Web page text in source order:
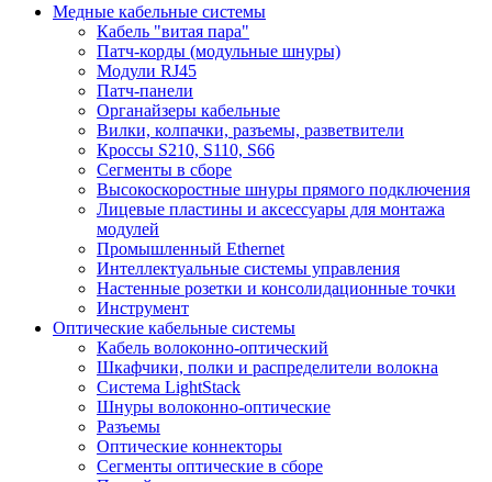
Медные кабельные системы
Кабель "витая пара"
Патч-корды (модульные шнуры)
Модули RJ45
Патч-панели
Органайзеры кабельные
Вилки, колпачки, разъемы, разветвители
Кроссы S210, S110, S66
Сегменты в сборе
Высокоскоростные шнуры прямого подключения
Лицевые пластины и аксессуары для монтажа
модулей
Промышленный Ethernet
Интеллектуальные системы управления
Настенные розетки и консолидационные точки
Инструмент
Оптические кабельные системы
Кабель волоконно-оптический
Шкафчики, полки и распределители волокна
Система LightStack
Шнуры волоконно-оптические
Разъемы
Оптические коннекторы
Сегменты оптические в сборе